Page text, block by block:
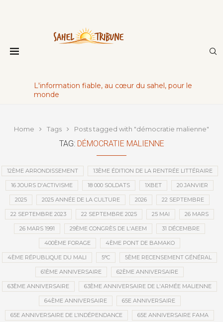
L'information fiable, au cœur du sahel, pour le
monde
Home Tags Posts tagged with "démocratie malienne"
TAG: DÉMOCRATIE MALIENNE
12ÈME ARRONDISSEMENT 13ÈME ÉDITION DE LA RENTRÉE LITTÉRAIRE
16 JOURS D'ACTIVISME 18 000 SOLDATS 1XBET 20 JANVIER
2025 2025 ANNÉE DE LA CULTURE 2026 22 SEPTEMBRE
22 SEPTEMBRE 2023 22 SEPTEMBRE 2025 25 MAI 26 MARS
26 MARS 1991 29ÈME CONGRÈS DE L'AEEM 31 DÉCEMBRE
400ÈME FORAGE 4ÈME PONT DE BAMAKO
4ÈME RÉPUBLIQUE DU MALI 5°C 5ÈME RECENSEMENT GÉNÉRAL
61ÈME ANNIVERSAIRE 62ÈME ANNIVERSAIRE
63ÈME ANNIVERSAIRE 63ÈME ANNIVERSAIRE DE L'ARMÉE MALIENNE
64ÈME ANNIVERSAIRE 65E ANNIVERSAIRE
65E ANNIVERSAIRE DE L’INDÉPENDANCE 65E ANNIVERSAIRE FAMA